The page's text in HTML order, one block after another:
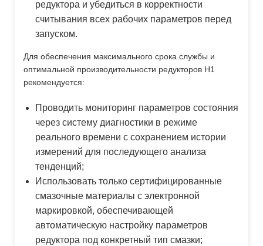
редуктора и убедиться в корректности
считывания всех рабочих параметров перед
запуском.
Для обеспечения максимального срока службы и
оптимальной производительности редукторов H1
рекомендуется:
Проводить мониторинг параметров состояния
через систему диагностики в режиме
реального времени с сохранением истории
измерений для последующего анализа
тенденций;
Использовать только сертифицированные
смазочные материалы с электронной
маркировкой, обеспечивающей
автоматическую настройку параметров
редуктора под конкретный тип смазки;